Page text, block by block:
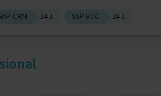
CRM 24 J. SAP ECC 24 J.